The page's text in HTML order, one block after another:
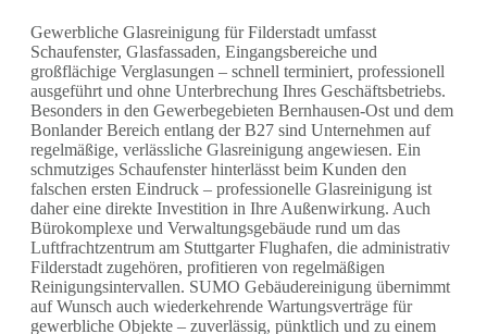
Gewerbliche Glasreinigung für Filderstadt umfasst
Schaufenster, Glasfassaden, Eingangsbereiche und
großflächige Verglasungen – schnell terminiert, professionell
ausgeführt und ohne Unterbrechung Ihres Geschäftsbetriebs.
Besonders in den Gewerbegebieten Bernhausen-Ost und dem
Bonlander Bereich entlang der B27 sind Unternehmen auf
regelmäßige, verlässliche Glasreinigung angewiesen. Ein
schmutziges Schaufenster hinterlässt beim Kunden den
falschen ersten Eindruck – professionelle Glasreinigung ist
daher eine direkte Investition in Ihre Außenwirkung. Auch
Bürokomplexe und Verwaltungsgebäude rund um das
Luftfrachtzentrum am Stuttgarter Flughafen, die administrativ
Filderstadt zugehören, profitieren von regelmäßigen
Reinigungsintervallen. SUMO Gebäudereinigung übernimmt
auf Wunsch auch wiederkehrende Wartungsverträge für
gewerbliche Objekte – zuverlässig, pünktlich und zu einem